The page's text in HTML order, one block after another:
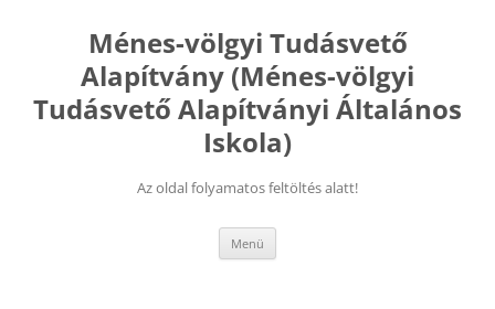
tartalombaMénes-völgyi Tudásvető
Alapítvány (Ménes-völgyi
Tudásvető Alapítványi Általános
Iskola)
Az oldal folyamatos feltöltés alatt!
Menü